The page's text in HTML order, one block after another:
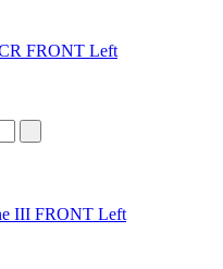
FRONT Left
III FRONT Left